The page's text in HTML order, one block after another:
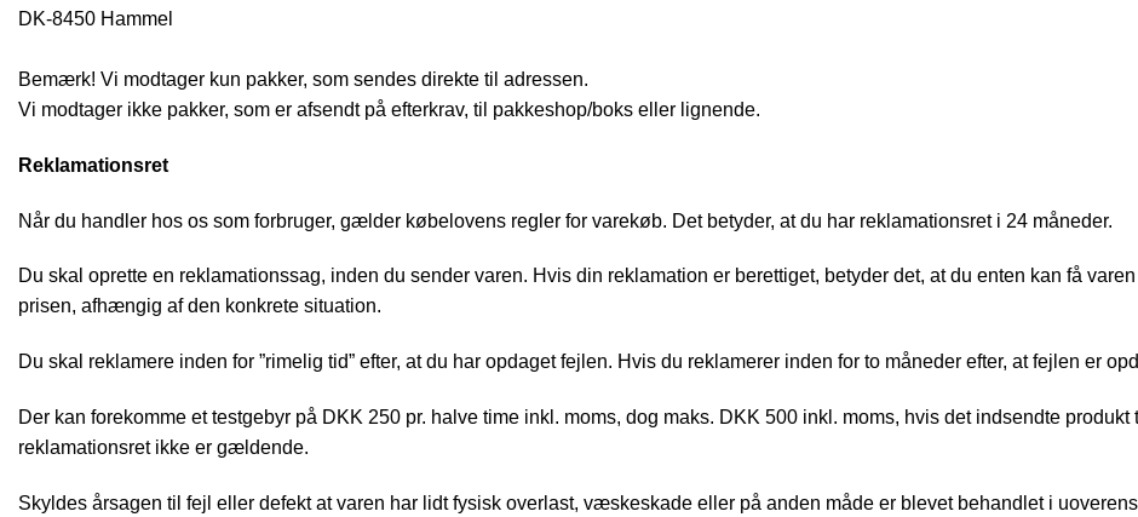
DK-8450 Hammel
Bemærk! Vi modtager kun pakker, som sendes direkte til adressen.
Vi modtager ikke pakker, som er afsendt på efterkrav, til pakkeshop/boks eller lignende.
Reklamationsret
Når du handler hos os som forbruger, gælder købelovens regler for varekøb. Det betyder, at du har reklamationsret i 24 måneder.
Du skal oprette en reklamationssag, inden du sender varen. Hvis din reklamation er berettiget, betyder det, at du enten kan få
prisen, afhængig af den konkrete situation.
Du skal reklamere inden for ”rimelig tid” efter, at du har opdaget fejlen. Hvis du reklamerer inden for to måneder efter, at fejlen er
Der kan forekomme et testgebyr på DKK 250 pr. halve time inkl. moms, dog maks. DKK 500 inkl. moms, hvis det indsendte
reklamationsret ikke er gældende.
Skyldes årsagen til fejl eller defekt at varen har lidt fysisk overlast, væskeskade eller på anden måde er blevet behandlet i